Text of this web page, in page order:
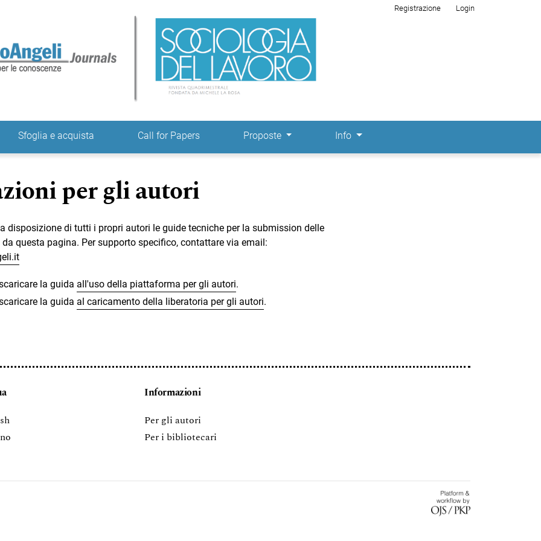
Registrazione Login
Sfoglia e acquista Call for Papers Proposte Info
per gli autori
disposizione di tutti i propri autori le guide tecniche per la submission delle
questa pagina. Per supporto specifico, contattare via email:
la guida all'uso della piattaforma per gli autori.
la guida al caricamento della liberatoria per gli autori.
Informazioni
Per gli autori
Per i bibliotecari